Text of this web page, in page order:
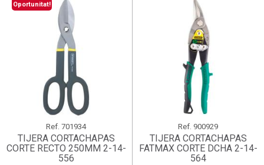
Oportunitat!
Ref. 701934
TIJERA CORTACHAPAS
CORTE RECTO 250MM 2-14-
556
Ref. 900929
TIJERA CORTACHAPAS
FATMAX CORTE DCHA 2-14-
564